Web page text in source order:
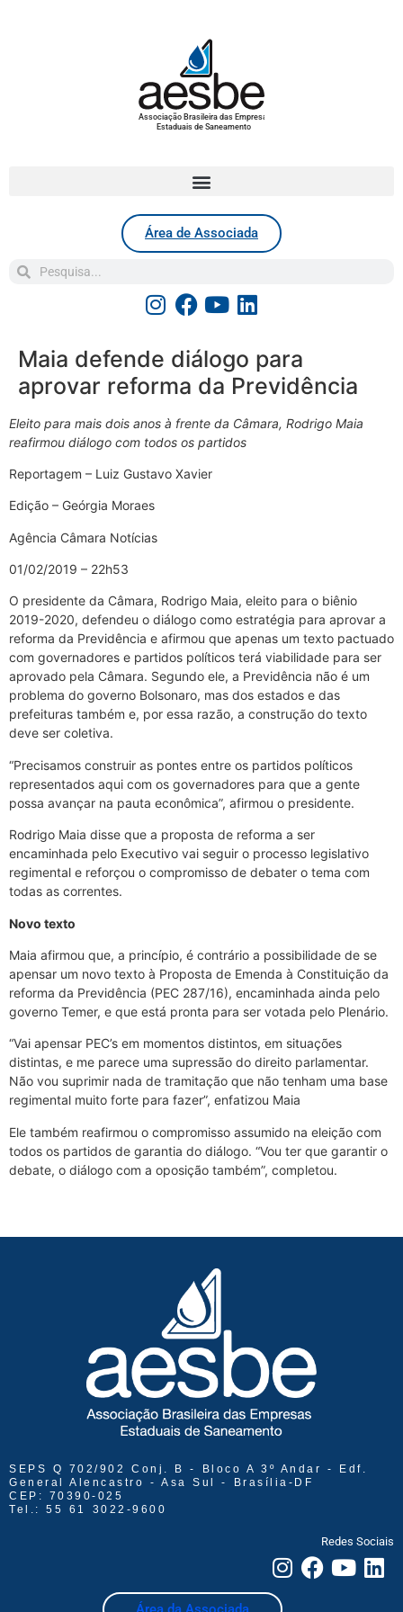
Associação Brasileira das Empresas
Estaduais de Saneamento
Área de Associada
Maia defende diálogo para
aprovar reforma da Previdência
Eleito para mais dois anos à frente da Câmara, Rodrigo Maia
reafirmou diálogo com todos os partidos
Reportagem – Luiz Gustavo Xavier
Edição – Geórgia Moraes
Agência Câmara Notícias
01/02/2019 – 22h53
O presidente da Câmara, Rodrigo Maia, eleito para o biênio
2019-2020, defendeu o diálogo como estratégia para aprovar a
reforma da Previdência e afirmou que apenas um texto pactuado
com governadores e partidos políticos terá viabilidade para ser
aprovado pela Câmara. Segundo ele, a Previdência não é um
problema do governo Bolsonaro, mas dos estados e das
prefeituras também e, por essa razão, a construção do texto
deve ser coletiva.
“Precisamos construir as pontes entre os partidos políticos
representados aqui com os governadores para que a gente
possa avançar na pauta econômica”, afirmou o presidente.
Rodrigo Maia disse que a proposta de reforma a ser
encaminhada pelo Executivo vai seguir o processo legislativo
regimental e reforçou o compromisso de debater o tema com
todas as correntes.
Novo texto
Maia afirmou que, a princípio, é contrário a possibilidade de se
apensar um novo texto à Proposta de Emenda à Constituição da
reforma da Previdência (PEC 287/16), encaminhada ainda pelo
governo Temer, e que está pronta para ser votada pelo Plenário.
“Vai apensar PEC’s em momentos distintos, em situações
distintas, e me parece uma supressão do direito parlamentar.
Não vou suprimir nada de tramitação que não tenham uma base
regimental muito forte para fazer”, enfatizou Maia
Ele também reafirmou o compromisso assumido na eleição com
todos os partidos de garantia do diálogo. “Vou ter que garantir o
debate, o diálogo com a oposição também”, completou.
SEPS Q 702/902 Conj. B - Bloco A 3º Andar - Edf.
General Alencastro - Asa Sul - Brasília-DF
CEP: 70390-025
Tel.: 55 61 3022-9600
Redes Sociais